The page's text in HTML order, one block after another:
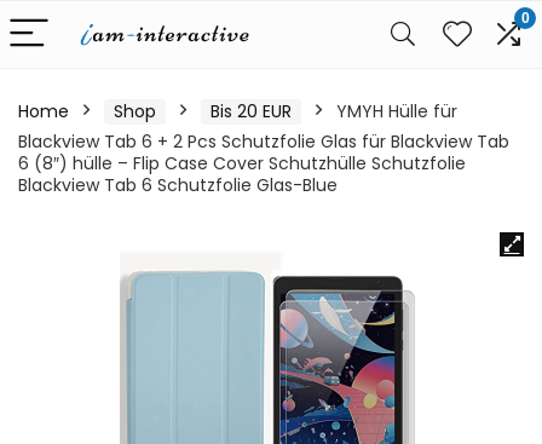
0
Home Shop Bis 20 EUR
YMYH Hülle für
Blackview Tab 6 + 2 Pcs Schutzfolie Glas für Blackview Tab
6 (8″) hülle – Flip Case Cover Schutzhülle Schutzfolie
Blackview Tab 6 Schutzfolie Glas-Blue